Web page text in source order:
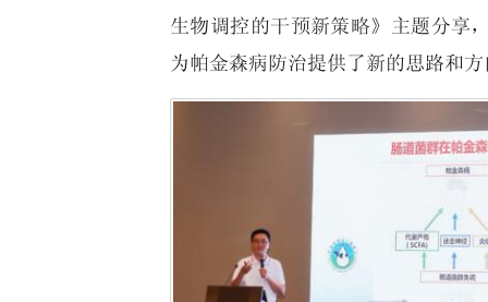
生物调控的干预新策略》主题分享
为帕金森病防治提供了新的思路和方